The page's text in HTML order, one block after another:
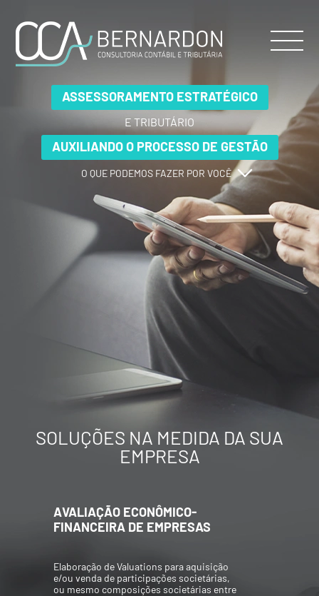
ASSESSORAMENTO ESTRATÉGICO
E TRIBUTÁRIO
AUXILIANDO O PROCESSO DE GESTÃO
O QUE PODEMOS FAZER POR VOCÊ
ASSESSORAMENTO ESTRATÉGICO
E TRIBUTÁRIO
AUXILIANDO O PROCESSO DE GESTÃO
O QUE PODEMOS FAZER POR VOCÊ
ASSESSORAMENTO ESTRATÉGICO
E TRIBUTÁRIO
AUXILIANDO O PROCESSO DE GESTÃO
O QUE PODEMOS FAZER POR VOCÊ
SOLUÇÕES NA MEDIDA DA SUA
EMPRESA
AVALIAÇÃO ECONÔMICO-
FINANCEIRA DE EMPRESAS
Elaboração de Valuations para aquisição
e/ou venda de participações societárias,
ou mesmo composições societárias entre